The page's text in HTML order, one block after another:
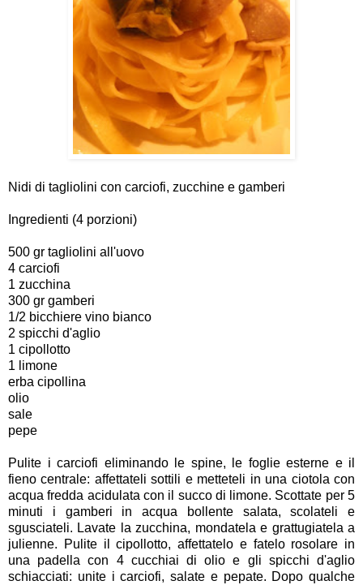
Nidi di tagliolini con carciofi, zucchine e gamberi
Ingredienti (4 porzioni)
500 gr tagliolini all'uovo
4 carciofi
1 zucchina
300 gr gamberi
1/2 bicchiere vino bianco
2 spicchi d'aglio
1 cipollotto
1 limone
erba cipollina
olio
sale
pepe
Pulite i carciofi eliminando le spine, le foglie esterne e il
fieno centrale: affettateli sottili e metteteli in una ciotola con
acqua fredda acidulata con il succo di limone. Scottate per 5
minuti i gamberi in acqua bollente salata, scolateli e
sgusciateli. Lavate la zucchina, mondatela e grattugiatela a
julienne. Pulite il cipollotto, affettatelo e fatelo rosolare in
una padella con 4 cucchiai di olio e gli spicchi d'aglio
schiacciati: unite i carciofi, salate e pepate. Dopo qualche